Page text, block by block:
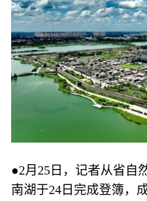
●2月25日，记者从省自
南湖于24日完成登簿，